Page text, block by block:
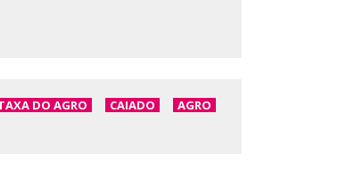
DO AGRO CAIADO
AGRO